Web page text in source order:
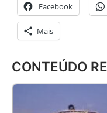
Facebook
Mais
CONTEÚDO